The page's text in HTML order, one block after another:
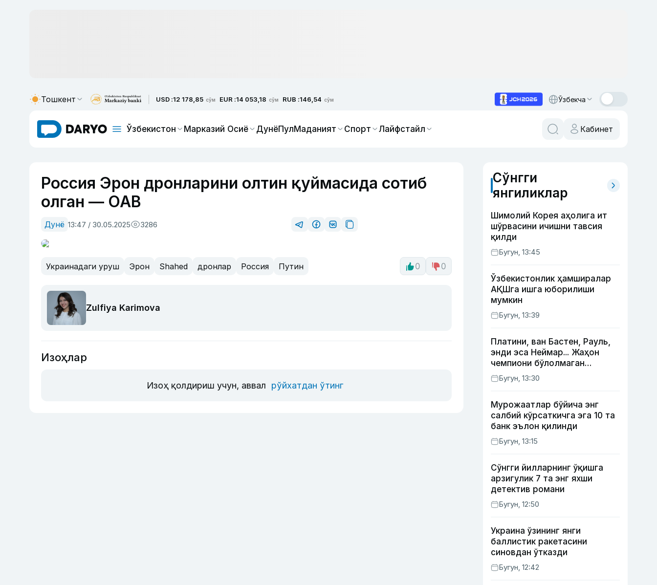
Тошкент USD :12 178,85 сўм EUR :14 053,18 сўм RUB :146,54 сўм Ўзбекча
Ўзбекистон Марказий Осиё ДунёПулМаданият Спорт Лайфстайл Кабинет
Россия Эрон дронларини олтин қуймасида сотиб
олган — ОАВ
Дунё 13:47 / 30.05.2025 3286
Украинадаги уруш Эрон Shahed дронлар Россия Путин 0 0
Zulfiya Karimova
Изоҳлар
Изоҳ қолдириш учун, аввал рўйхатдан ўтинг
Сўнгги
янгиликлар
Шимолий Корея аҳолига ит
шўрвасини ичишни тавсия
қилди
Бугун, 13:45
Ўзбекистонлик ҳамширалар
АҚШга ишга юборилиши
мумкин
Бугун, 13:39
Платини, ван Бастен, Рауль,
энди эса Неймар... Жаҳон
чемпиони бўлолмаган
суперюлдузлар
Бугун, 13:30
Мурожаатлар бўйича энг
салбий кўрсаткичга эга 10 та
банк эълон қилинди
Бугун, 13:15
Сўнгги йилларнинг ўқишга
арзигулик 7 та энг яхши
детектив романи
Бугун, 12:50
Украина ўзининг янги
баллистик ракетасини
синовдан ўтказди
Бугун, 12:42